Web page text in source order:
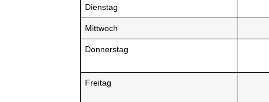
Dienstag
Mittwoch
Donnerstag
Freitag